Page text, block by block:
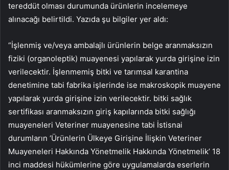
tereddüt olması durumunda ürünlerin incelemeye
alınacağı belirtildi. Yazıda şu bilgiler yer aldı:
“İşlenmiş ve/veya ambalajlı ürünlerin belge aranmaksızın
fiziki (organoleptik) muayenesi yapılarak yurda girişine izin
verilecektir. İşlenmemiş bitki ve tarımsal karantina
denetimine tabi fabrika işlerinde ise makroskopik muayene
yapılarak yurda girişine izin verilecektir. bitki sağlık
sertifikası aranmaksızın giriş kapılarında bitki sağlığı
muayeneleri Veteriner muayenesine tabi İstisnai
durumların ‘Ürünlerin Ülkeye Girişine İlişkin Veteriner
Muayeneleri Hakkında Yönetmelik Hakkında Yönetmelik’ 18
inci maddesi hükümlerine göre uygulamalarda eserlerin